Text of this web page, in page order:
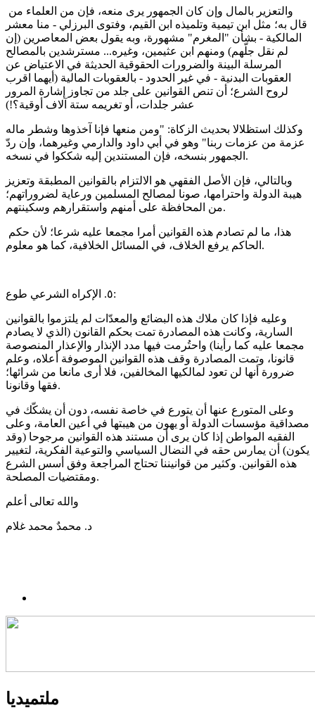
قال به؛ مثل ابن تيمية وتلميذه ابن القيم، وفتوى البرزلي - منا معشر
المالكية - بشأن "المغرم" مشهورة، وبه يقول بعض المعاصرين (إن
لم نقل جلّهم) ومنهم ابن عثيمين، وغيره... مسترشدين بالمصالح
المرسلة البينة والضرورات الحقوقية الحديثة في الاعتياض عن
العقوبات البدنية - في غير الحدود - بالعقوبات المالية (أيهما اقرب
لروح الشرع؛ أن تنص القوانين على جلد من تجاوز إشارة المرور
وكذلك استظلالا بحديث الزكاة: "ومن منعها فإنا آخذوها وشطر ماله
عزمة من عزمات ربنا" وهو في أبي داود والدارمي وغيرهما، وإن ردّ
الجمهور بنسخه، فإن المستندين إليه شككوا في نسخه.
وبالتالي، فإن الأصل الفقهي هو الالتزام بالقوانين المطبقة وتعزيز
هيبة الدولة واحترامها، صونا لمصالح المسلمين ورعاية لضروراتهم؛
من المحافظة على أمنهم واستقرارهم وسكينتهم.
الحاكم يرفع الخلاف، في المسائل الخلافية، كما هو معلوم.
٥. الإكراه الشرعي طوع:
وعليه فإذا كان ملاك هذه البضائع والمعدّات لم يلتزموا بالقوانين
السارية، وكانت هذه المصادرة تمت بحكم القانون (الذي لا يصادم
مجمعا عليه كما رأينا) واحتُرمت فيها مدد الإنذار والإعذار المنصوصة
قانونا، وتمت المصادرة وقف هذه القوانين الموصوفة أعلاه، وعلم
ضرورة أنها لن تعود لمالكيها المخالفين، فلا أرى مانعا من شرائها؛
فقها وقانونا.
وعلى المتورع عنها أن يتورع في خاصة نفسه، دون أن يشكّك في
مصداقية مؤسسات الدولة أو يهون من هيبتها في أعين العامة، وعلى
الفقيه المواطن إذا كان يرى أن مستند هذه القوانين مرجوحا (وقد
يكون) أن يمارس حقه في النضال السياسي والتوعية الفكرية، لتغيير
هذه القوانين. وكثير من قوانيننا تحتاج المراجعة وفق أسس الشرع
ومقتضيات المصلحة.
والله تعالى أعلم
د. محمدٌ محمد غلام
ملتميديا